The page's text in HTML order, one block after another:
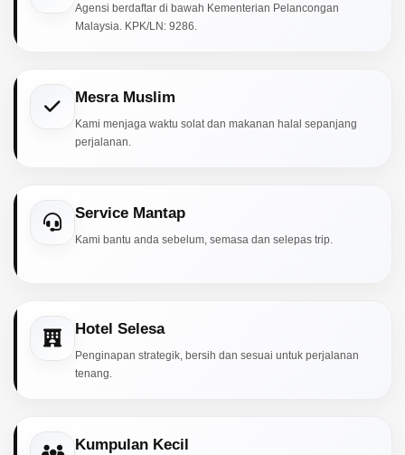
Agensi berdaftar di bawah Kementerian Pelancongan
Malaysia. KPK/LN: 9286.
Mesra Muslim
Kami menjaga waktu solat dan makanan halal sepanjang
perjalanan.
Service Mantap
Kami bantu anda sebelum, semasa dan selepas trip.
Hotel Selesa
Penginapan strategik, bersih dan sesuai untuk perjalanan
tenang.
Kumpulan Kecil